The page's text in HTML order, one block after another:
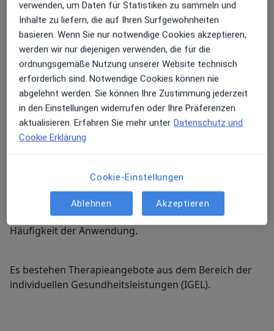
Instabilität der betroffenen Gelenke durch fehlende
muskuläre Sicherung sowie genetische Faktoren
bekannt.
Neben der resultierenden Bewegungseinschränkung
im betroffenen Gelenk sind Schwellung und Schmerz
als Leitsymptom der Arthrose zu betrachten.
Die Optionen zur Behandlung des Arthrose-
Schmerzesfinden Sie unter dem
Kapitel Schmerztherapie.
Parallel hierzu können in unserer Praxis die
klassischen schonenden Therapieverfahren wie
Krankengymnastik, Physiotherapie und
balneophysikalische Maßnahmen verordnet werden.
Infiltrationstherapien mit verschiedenen Wirkstoffen
an. Diese werden jeweils individuell dem Grad der
Arthroseentwicklung angepasst. Hierbei variieren die
Dosis des Medikamentenwirkstoffes sowie die
Häufigkeit der Anwendung.
Es bestehen Therapieangebote aus dem Bereich der
individuellen Gesundheitsleistungen (IGEL).
verwenden, um Daten für Statistiken zu sammeln und
Inhalte zu liefern, die auf Ihren Surfgewohnheiten
basieren. Wenn Sie nur notwendige Cookies akzeptieren,
werden wir nur diejenigen verwenden, die für die
ordnungsgemäße Nutzung unserer Website technisch
erforderlich sind. Notwendige Cookies können nie
abgelehnt werden. Sie können Ihre Zustimmung jederzeit
in den Einstellungen widerrufen oder Ihre Präferenzen
aktualisieren. Erfahren Sie mehr unter Datenschutz und
Cookie Erklärung
Cookie-Einstellungen
Ablehnen Akzeptieren